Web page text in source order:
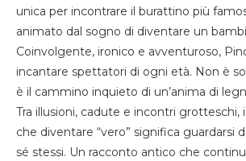
unica per incontrare il burattino più
animato dal sogno di diventare un
Coinvolgente, ironico e avventuroso,
incantare spettatori di ogni età. Non è
è il cammino inquieto di un’anima di
Tra illusioni, cadute e incontri grotteschi,
che diventare “vero” significa guardarsi
sé stessi. Un racconto antico che